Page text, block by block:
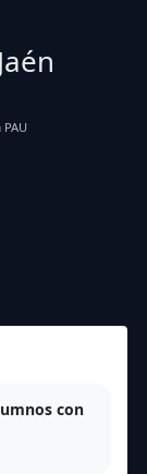
con